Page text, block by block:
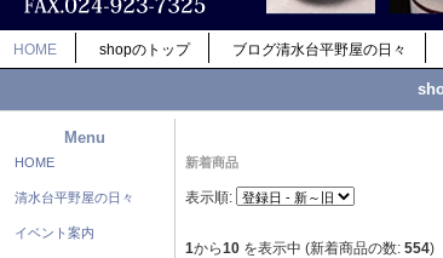
HOME shopのトップ ブログ清水台平野屋の日々
Menu
HOME
清水台平野屋の日々
イベント案内
新着商品
表示順:
1から10 を表示中 (新着商品の数: 554)